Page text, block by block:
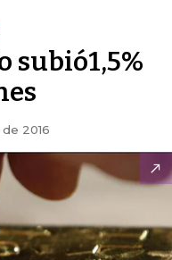
subió1,5%
2016